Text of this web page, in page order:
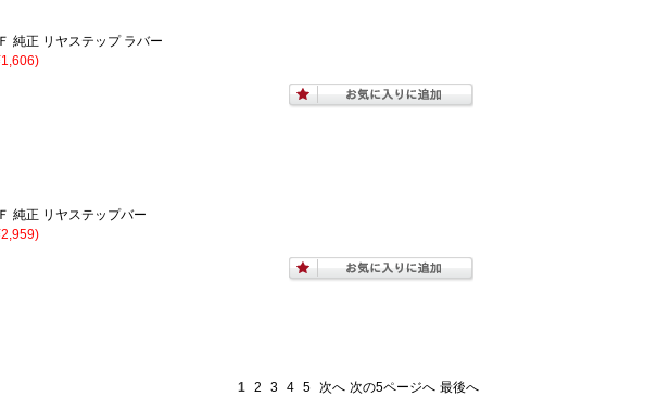
純正 リヤステップ ラバー
純正 リヤステップバー
1 2 3 4 5 次へ 次の5ページへ 最後へ